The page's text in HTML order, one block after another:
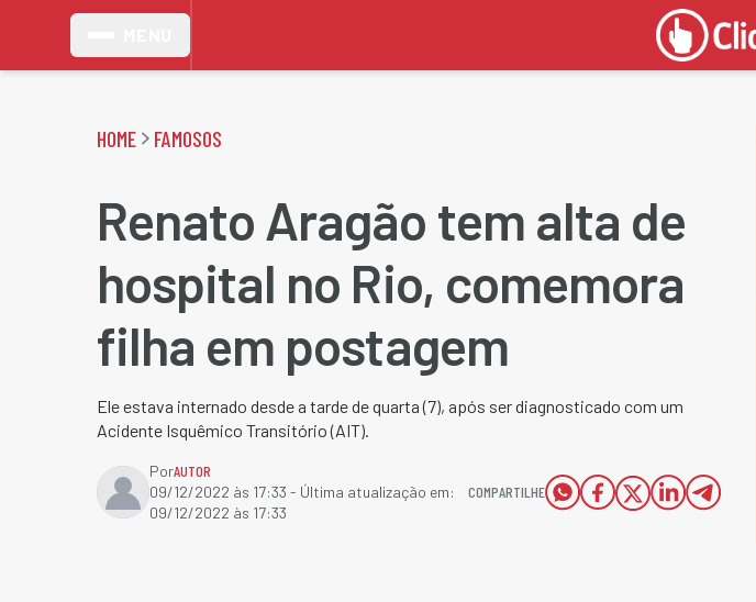
HOME FAMOSOS
Renato Aragão tem alta de
hospital no Rio, comemora
filha em postagem
Ele estava internado desde a tarde de quarta (7), após ser diagnosticado com um
Acidente Isquêmico Transitório (AIT).
PorAUTOR
09/12/2022 às 17:33 - Última atualização em:
09/12/2022 às 17:33
COMPARTILHE